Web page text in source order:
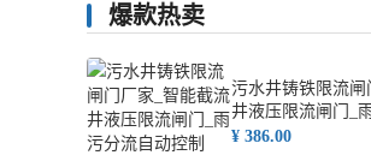
顺畅、维护便捷
程背景、参数选
收流程进行梳理，
爆款热卖
污水井铸铁限流
井液压限流闸门_
¥ 386.00